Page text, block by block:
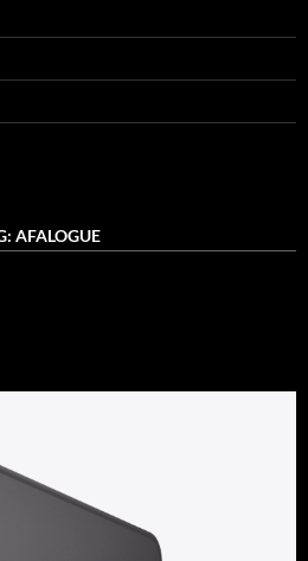
AFALOGUE